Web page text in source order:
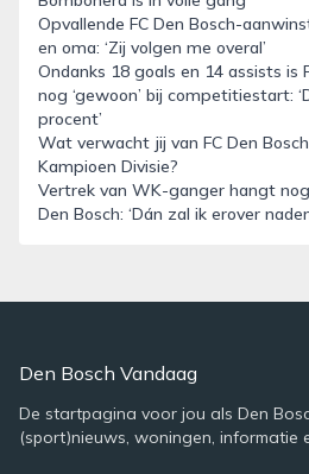
Opvallende FC Den Bosch-
en oma: ‘Zij volgen me overal’
Ondanks 18 goals en 14 assists is
nog ‘gewoon’ bij competitiestart:
procent’
Wat verwacht jij van FC Den
Kampioen Divisie?
Vertrek van WK-ganger hangt
Den Bosch: ‘Dán zal ik erover
Den Bosch Vandaag
De startpagina voor jou als Den
(sport)nieuws, woningen, informatie